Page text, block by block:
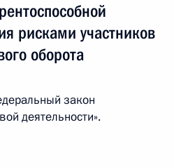
рисками участников
оборота
закон
деятельности».